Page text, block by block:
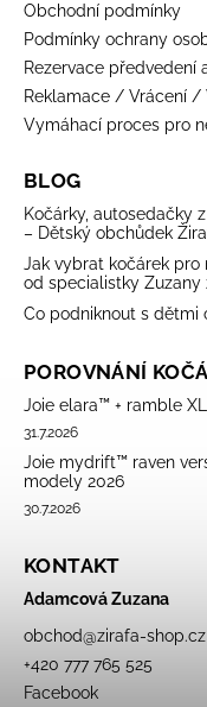
Obchodní podmínky
Podmínky ochrany
Rezervace předvedení
Reklamace / Vrácení /
Vymáhací proces pro
BLOG
Kočárky, autosedačky
– Dětský obchůdek
Jak vybrat kočárek pro
od specialistky Zuzany
Co podniknout s dětmi
POROVNÁNÍ
Joie elara™ + ramble
31.7.2026
Joie mydrift™ raven
modely 2026
30.7.2026
KONTAKT
Adamcová Zuzana
obchod@zirafa-shop.cz
+420 777 765 525
Facebook